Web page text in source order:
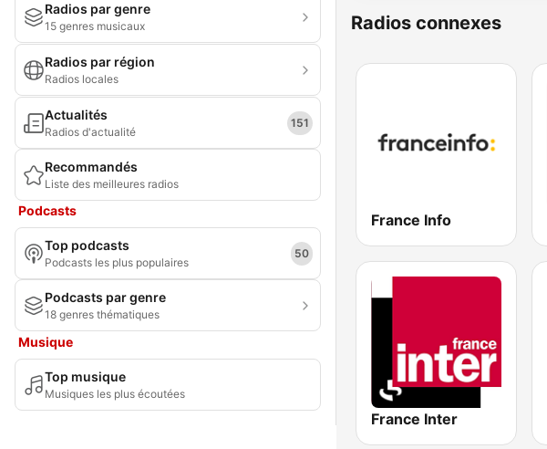
Radios par genre
15 genres musicaux
Radios par région
Radios locales
Actualités
Radios d'actualité
151
Recommandés
Liste des meilleures radios
Podcasts
Top podcasts
Podcasts les plus populaires
50
Podcasts par genre
18 genres thématiques
Musique
Top musique
Musiques les plus écoutées
Radios connexes
France Info
France Inter